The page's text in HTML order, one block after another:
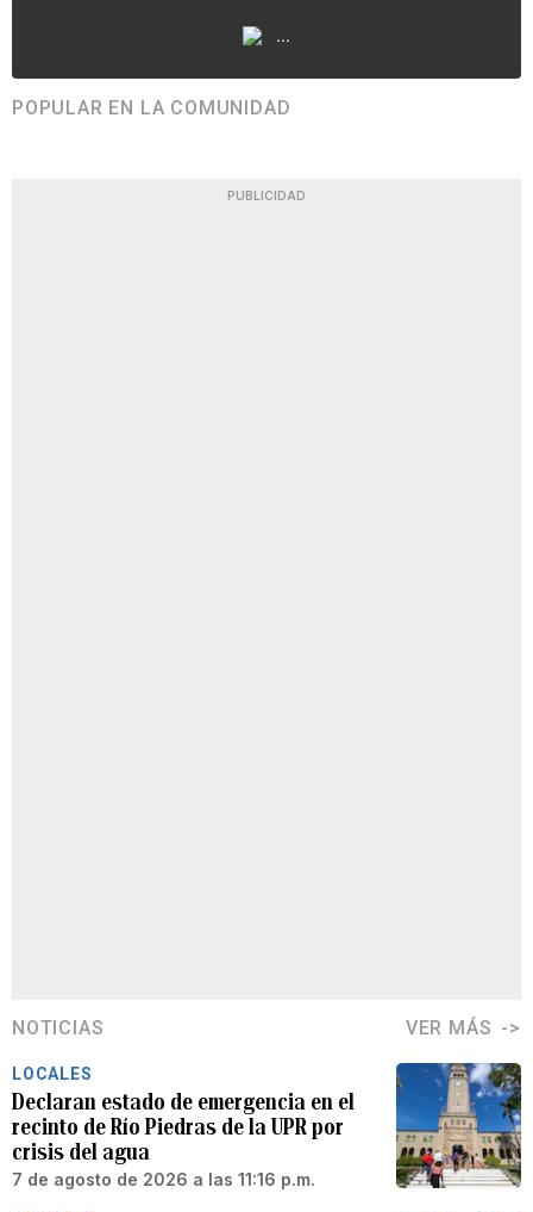
...
POPULAR EN LA COMUNIDAD
PUBLICIDAD
NOTICIAS VER MÁS
LOCALES
Declaran estado de emergencia en el
recinto de Río Piedras de la UPR por
crisis del agua
7 de agosto de 2026 a las 11:16 p.m.